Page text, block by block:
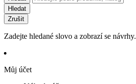
Hledat
Zrušit
Zadejte hledané slovo a zobrazí se návrhy.
Můj účet